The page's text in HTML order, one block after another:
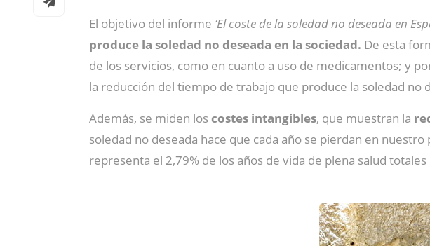
El objetivo del informe ‘El coste de la soledad no deseada en
produce la soledad no deseada en la sociedad. De esta
de los servicios, como en cuanto a uso de medicamentos; y
la reducción del tiempo de trabajo que produce la soledad no
Además, se miden loscostes intangibles, que muestran la
soledad no deseada hace que cada año se pierdan en nuestro
representa el 2,79% de los años de vida de plena salud